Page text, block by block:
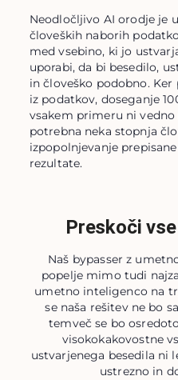
Neodločljivo AI orodje je
človeških naborih
med vsebino, ki jo
uporabi, da bi besedilo,
in človeško podobno. Ker
iz podatkov, doseganje
vsakem primeru ni
potrebna neka stopnja
izpopolnjevanje
rezultate.
Preskoči
Naš bypasser z
popelje mimo tudi
umetno inteligenco na
se naša rešitev ne bo
temveč se bo
visokokakovostne
ustvarjenega besedila ni
ustrezno in